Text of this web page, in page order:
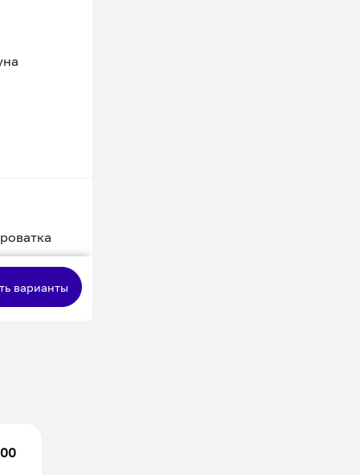
варианты